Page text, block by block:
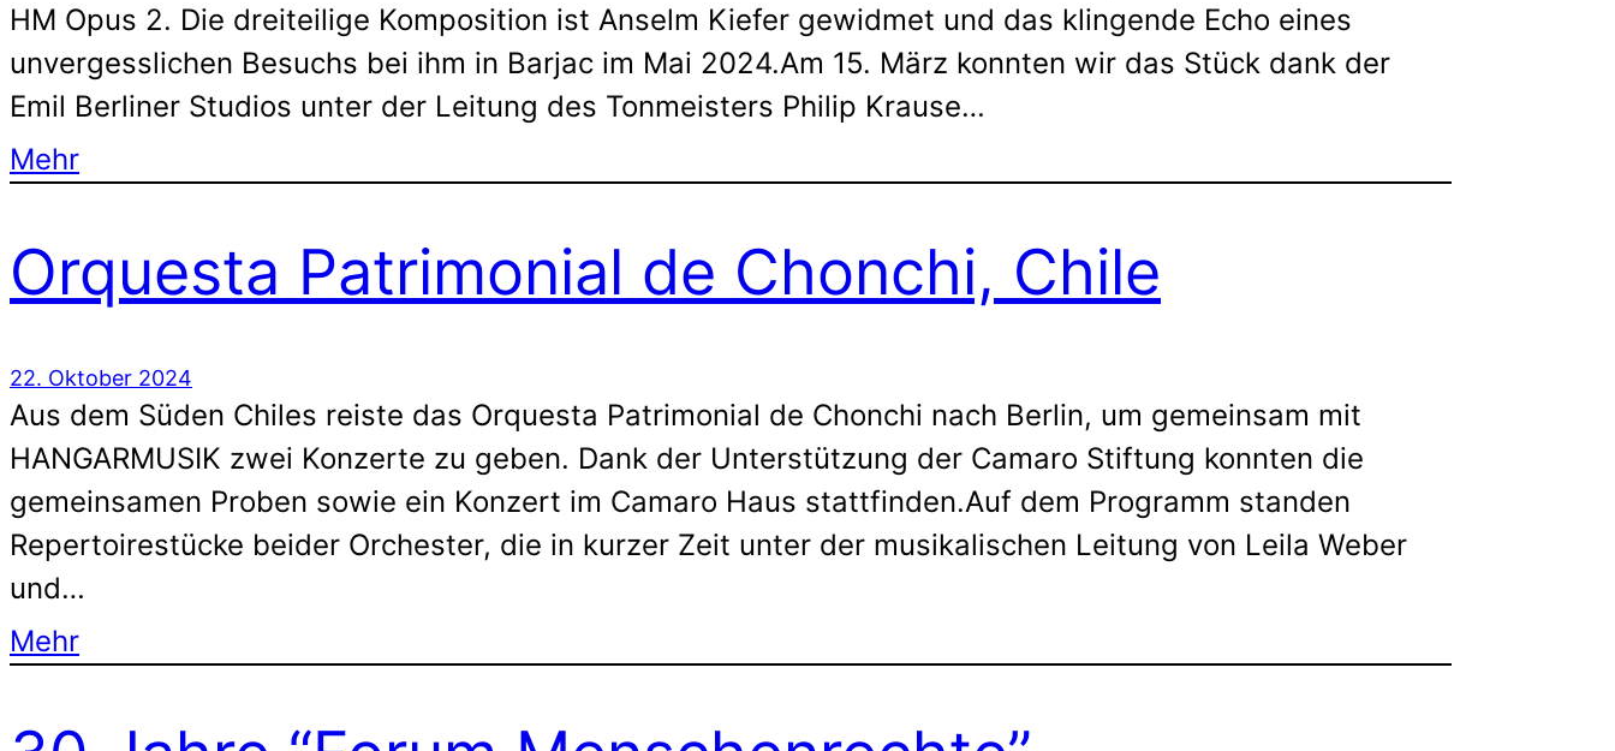
HM Opus 2. Die dreiteilige Komposition ist Anselm Kiefer gewidmet und das klingende Echo eines
unvergesslichen Besuchs bei ihm in Barjac im Mai 2024.Am 15. März konnten wir das Stück dank der
Emil Berliner Studios unter der Leitung des Tonmeisters Philip Krause…
Mehr
Orquesta Patrimonial de Chonchi, Chile
22. Oktober 2024
Aus dem Süden Chiles reiste das Orquesta Patrimonial de Chonchi nach Berlin, um gemeinsam mit
HANGARMUSIK zwei Konzerte zu geben. Dank der Unterstützung der Camaro Stiftung konnten die
gemeinsamen Proben sowie ein Konzert im Camaro Haus stattfinden.Auf dem Programm standen
Repertoirestücke beider Orchester, die in kurzer Zeit unter der musikalischen Leitung von Leila Weber
und…
Mehr